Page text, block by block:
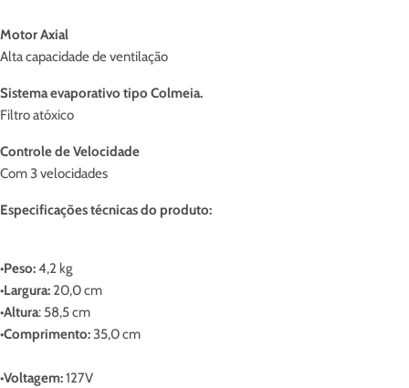
Motor Axial
Alta capacidade de ventilação
Sistema evaporativo tipo Colmeia.
Filtro atóxico
Controle de Velocidade
Com 3 velocidades
Especificações técnicas do produto:
•Peso:4,2 kg
•Largura: 20,0 cm
•Altura: 58,5 cm
•Comprimento:35,0 cm
•Voltagem:127V